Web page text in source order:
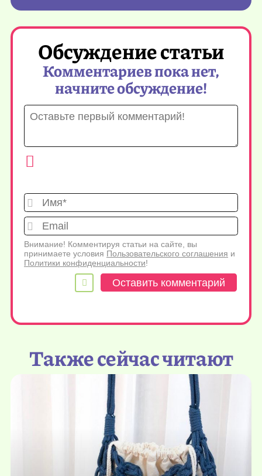
Обсуждение статьи
Комментариев пока нет,
начните обсуждение!
Имя*
Внимание! Комментируя статьи на сайте, вы
принимаете условия Пользовательского соглашения и
Политики конфиденциальности!
Также сейчас читают